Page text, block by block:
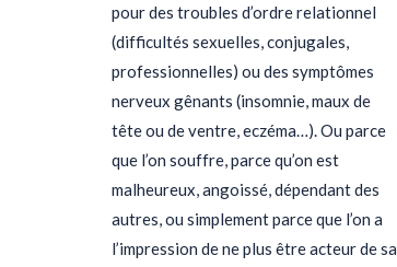
pour des troubles d’ordre relationnel
(difficultés sexuelles, conjugales,
professionnelles) ou des symptômes
nerveux gênants (insomnie, maux de
tête ou de ventre, eczéma…). Ou parce
que l’on souffre, parce qu’on est
malheureux, angoissé, dépendant des
autres, ou simplement parce que l’on a
l’impression de ne plus être acteur de sa